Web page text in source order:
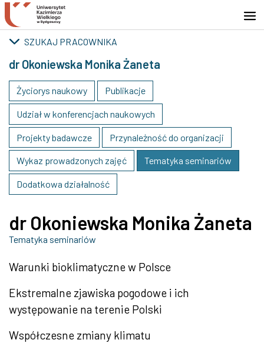
Przejdź do wyszukiwarki
Przejdź do treści
Przejdź do stopki - Kontakt
SZUKAJ PRACOWNIKA
dr Okoniewska Monika Żaneta
Życiorys naukowy Publikacje
Udział w konferencjach naukowych
Projekty badawcze Przynależność do organizacji
Wykaz prowadzonych zajęć Tematyka seminariów
Dodatkowa działalność
dr Okoniewska Monika Żaneta
Tematyka seminariów
Warunki bioklimatyczne w Polsce
Ekstremalne zjawiska pogodowe i ich
występowanie na terenie Polski
Współczesne zmiany klimatu